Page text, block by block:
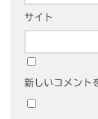
サイト
新しいコメント